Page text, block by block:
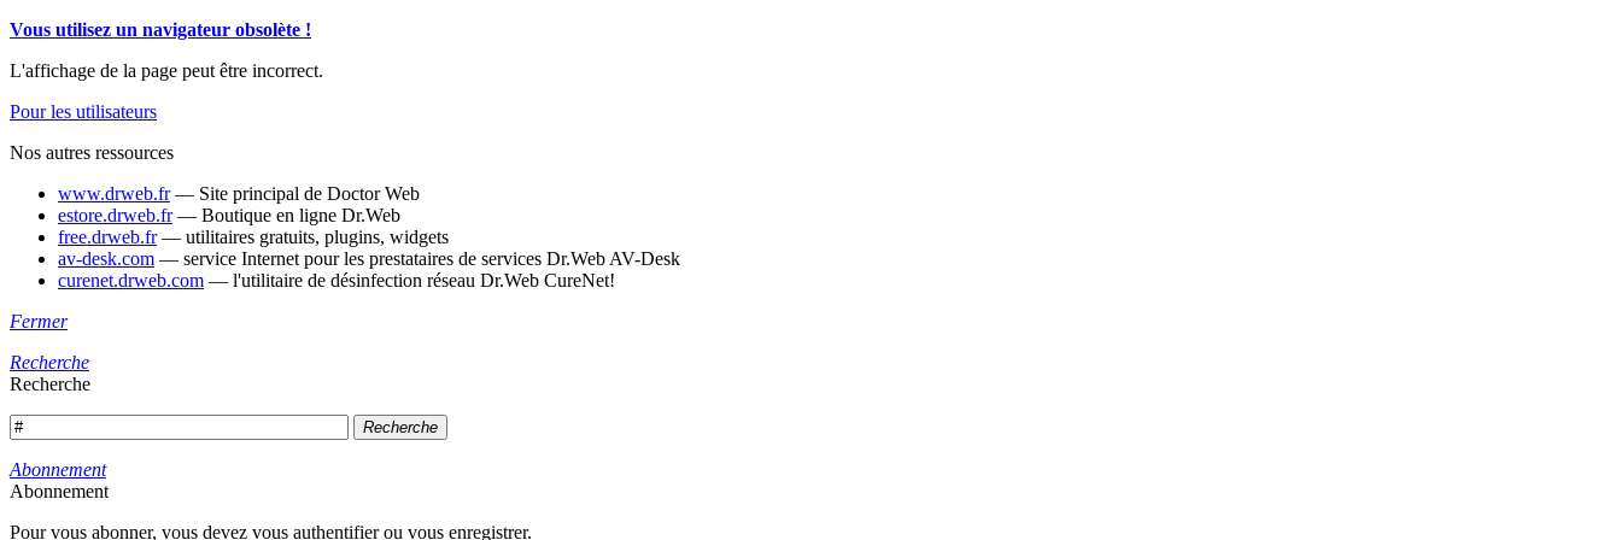
Vous utilisez un navigateur obsolète !
L'affichage de la page peut être incorrect.
Pour les utilisateurs
Nos autres ressources
www.drweb.fr— Site principal de Doctor Web
estore.drweb.fr— Boutique en ligne Dr.Web
free.drweb.fr— utilitaires gratuits, plugins, widgets
av-desk.com — service Internet pour les prestataires de services Dr.Web AV-Desk
curenet.drweb.com — l'utilitaire de désinfection réseau Dr.Web CureNet!
Fermer
Recherche
Recherche
Recherche
Abonnement
Abonnement
Pour vous abonner, vous devez vous authentifier ou vous enregistrer.